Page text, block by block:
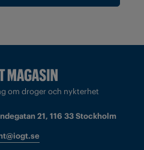
om droger och nykterhet
21, 116 33 Stockholm